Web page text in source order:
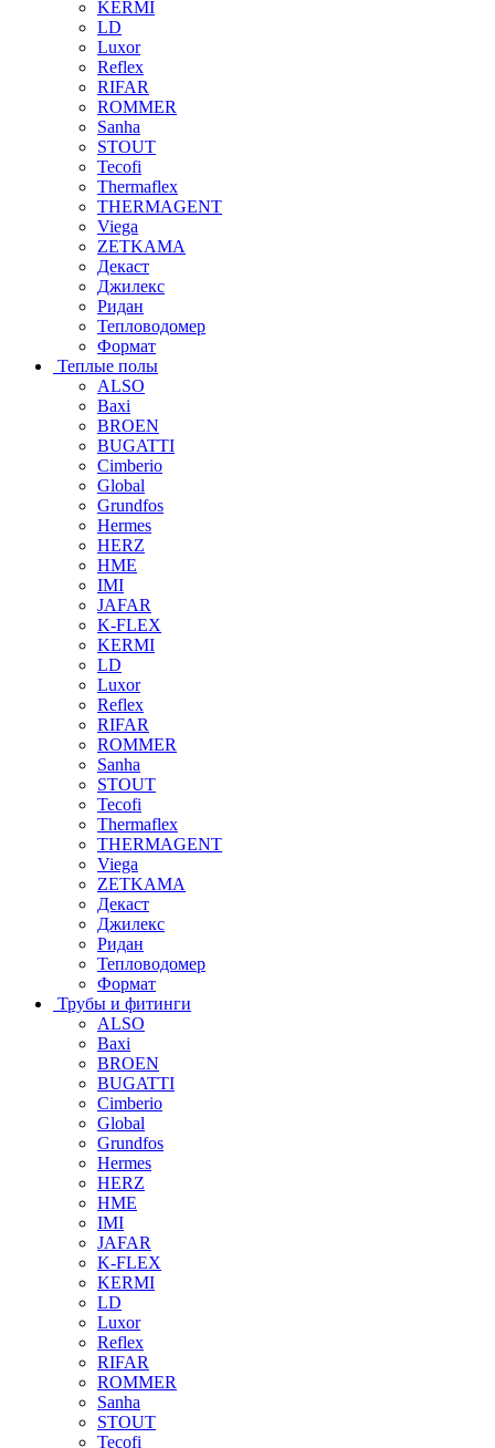
KERMI
LD
Luxor
Reflex
RIFAR
ROMMER
Sanha
STOUT
Tecofi
Thermaflex
THERMAGENT
Viega
ZETKAMA
Декаст
Джилекс
Ридан
Тепловодомер
Формат
Теплые полы
ALSO
Baxi
BROEN
BUGATTI
Cimberio
Global
Grundfos
Hermes
HERZ
HME
IMI
JAFAR
K-FLEX
KERMI
LD
Luxor
Reflex
RIFAR
ROMMER
Sanha
STOUT
Tecofi
Thermaflex
THERMAGENT
Viega
ZETKAMA
Декаст
Джилекс
Ридан
Тепловодомер
Формат
Трубы и фитинги
ALSO
Baxi
BROEN
BUGATTI
Cimberio
Global
Grundfos
Hermes
HERZ
HME
IMI
JAFAR
K-FLEX
KERMI
LD
Luxor
Reflex
RIFAR
ROMMER
Sanha
STOUT
Tecofi